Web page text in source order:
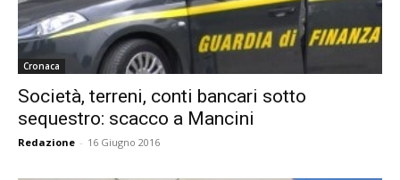
Cronaca
Società, terreni, conti bancari sotto
sequestro: scacco a Mancini
Redazione - 16 Giugno 2016